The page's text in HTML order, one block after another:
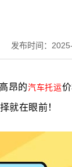
发布时间：
昂的汽车托运
就在眼前！